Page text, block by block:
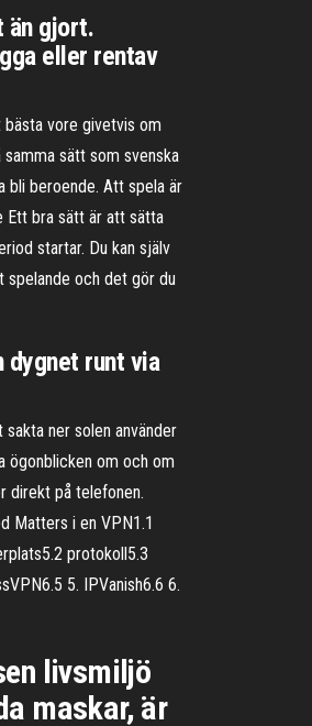
än gjort.
eller rentav
vore givetvis om
sätt som svenska
bli beroende. Att spela är
Ett bra sätt är att sätta
startar. Du kan själv
spelande och det gör du
runt via
ner solen använder
ögonblicken om och om
direkt på telefonen.
Matters i en VPN1.1
protokoll5.3
5. IPVanish6.6 6.
livsmiljö
maskar, är